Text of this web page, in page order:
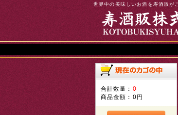
世界中の美味しいお酒を寿酒販が
合計数量： 0
商品金額： 0円